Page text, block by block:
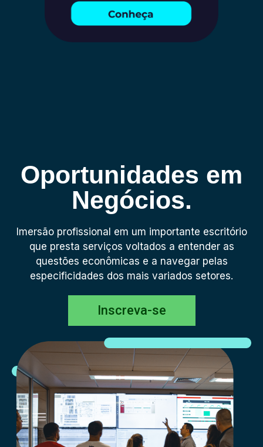
Oportunidades em
Negócios.
Imersão profissional em um importante escritório
que presta serviços voltados a entender as
questões econômicas e a navegar pelas
especificidades dos mais variados setores.
Inscreva-se